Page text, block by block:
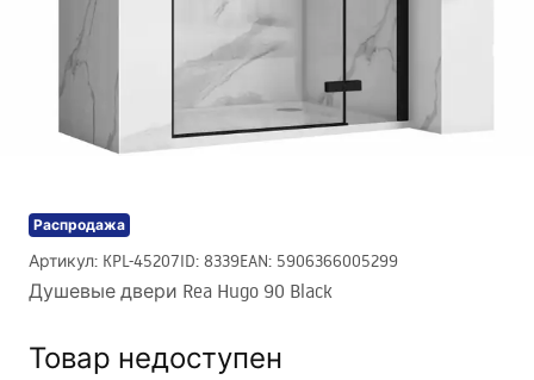
Распродажа
Артикул: KPL-45207ID: 8339EAN: 5906366005299
Душевые двери Rea Hugo 90 Black
Товар недоступен